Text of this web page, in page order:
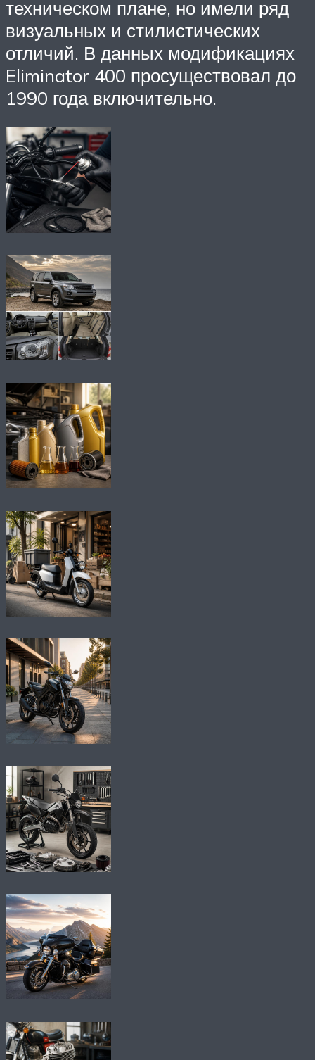
техническом плане, но имели ряд
визуальных и стилистических
отличий. В данных модификациях
Eliminator 400 просуществовал до
1990 года включительно.